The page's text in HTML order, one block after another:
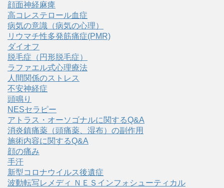
顔面神経麻痺
高コレステロール血症
病気の意識（病気の心理）
リウマチ性多発筋痛症(PMR)
ダイオフ
脱毛症（円形脱毛症）
ラファエル式心理療法
人間関係のストレス
不安神経症
頭鳴り
NESセラピー
アトラス・オーソゴナルに関するQ&A
消炎鎮痛薬（頭痛薬、湿布）の副作用
施術内容に関するQ&A
顔の痛み
手汗
新型コロナウイルス後遺症
波動転写レメディ ＮＥＳインフォシューティカル